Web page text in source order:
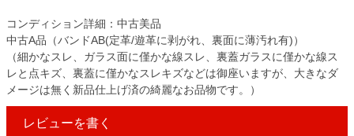
コンディション詳細：中古美品
中古A品（バンドAB(定革/遊革に剥がれ、裏面に薄汚れ有)）
（細かなスレ、ガラス面に僅かな線スレ、裏蓋ガラスに僅かな線ス
レと点キズ、裏蓋に僅かなスレキズなどは御座いますが、大きなダ
メージは無く新品仕上げ済の綺麗なお品物です。）
レビューを書く